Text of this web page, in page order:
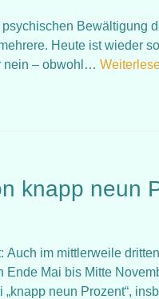
Bewältigung
Heute ist wieder
nein – obwohl…
knapp neun
Auch im mittlerweile
Ende Mai bis Mitte
neun Prozent“,